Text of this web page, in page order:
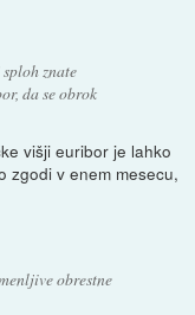
znate
da se obrok
višji euribor je lahko
zgodi v enem mesecu,
obrestne